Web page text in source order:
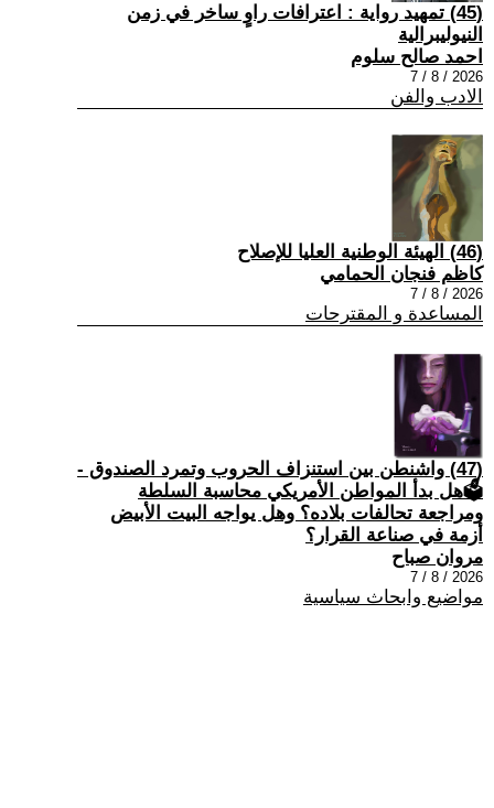
(45) تمهيد رواية : اعترافات راوٍ ساخر في زمن
النيوليبرالية
احمد صالح سلوم
2026 / 8 / 7
الادب والفن
(46) الهيئة الوطنية العليا للإصلاح
كاظم فنجان الحمامي
2026 / 8 / 7
المساعدة و المقترحات
(47) واشنطن بين استنزاف الحروب وتمرد الصندوق -
🗳هل بدأ المواطن الأمريكي محاسبة السلطة
ومراجعة تحالفات بلاده؟ وهل يواجه البيت الأبيض
أزمة في صناعة القرار؟
مروان صباح
2026 / 8 / 7
مواضيع وابحاث سياسية